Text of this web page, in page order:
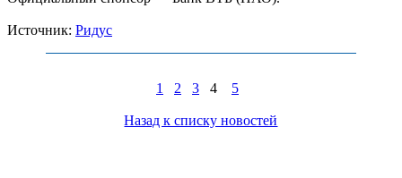
Источник: Ридус
1 2 3 4 5
Назад к списку новостей